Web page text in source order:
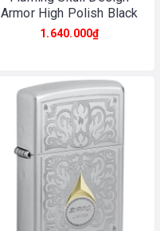
Armor High Polish Black
1.640.000₫